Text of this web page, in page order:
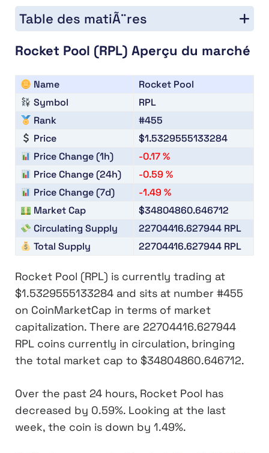
Table des matiÃ¨res
Rocket Pool (RPL) Aperçu du marché
Name
Rocket Pool
Symbol
RPL
Rank
#455
Price
$1.5329555133284
Price Change (1h)
-0.17 %
Price Change (24h)
-0.59 %
Price Change (7d)
-1.49 %
Market Cap
$34804860.646712
Circulating Supply
22704416.627944 RPL
Total Supply
22704416.627944 RPL
Rocket Pool (RPL) is currently trading at
$1.5329555133284 and sits at number #455
on CoinMarketCap in terms of market
capitalization. There are 22704416.627944
RPL coins currently in circulation, bringing
the total market cap to $34804860.646712.
Over the past 24 hours, Rocket Pool has
decreased by 0.59%. Looking at the last
week, the coin is down by 1.49%.